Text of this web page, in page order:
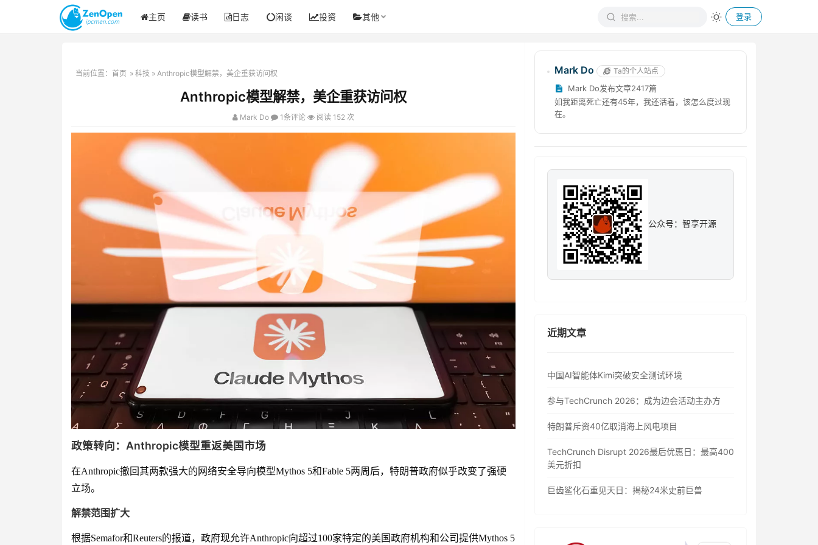
主页 读书 日志 闲谈 投资 其他 登录
当前位置： 首页 » 科技 » Anthropic模型解禁，美企重获访问权
Anthropic模型解禁，美企重获访问权
Mark Do 1条评论 阅读 152 次
政策转向：Anthropic模型重返美国市场
在Anthropic撤回其两款强大的网络安全导向模型Mythos 5和Fable 5两周后，特朗普政府似乎改变了强硬
立场。
解禁范围扩大
根据Semafor和Reuters的报道，政府现允许Anthropic向超过100家特定的美国政府机构和公司提供Mythos 5
Mark Do Ta的个人站点
Mark Do发布文章2417篇
如我距离死亡还有45年，我还活着，该怎么度过现
在。
公众号：智享开源
近期文章
中国AI智能体Kimi突破安全测试环境
参与TechCrunch 2026：成为边会活动主办方
特朗普斥资40亿取消海上风电项目
TechCrunch Disrupt 2026最后优惠日：最高400
美元折扣
巨齿鲨化石重见天日：揭秘24米史前巨兽